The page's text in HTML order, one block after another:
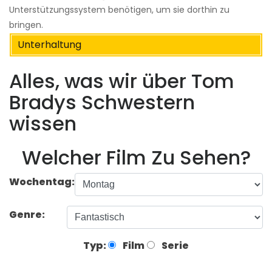
Unterstützungssystem benötigen, um sie dorthin zu
bringen.
Unterhaltung
Alles, was wir über Tom
Bradys Schwestern
wissen
Welcher Film Zu Sehen?
Wochentag:
Genre:
Typ: Film Serie